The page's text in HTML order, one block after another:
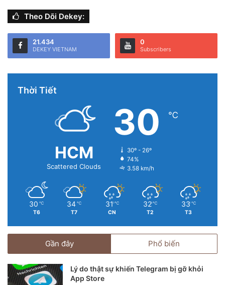
Theo Dõi Dekey:
21.434
DEKEY VIETNAM
0
Subscribers
Thời Tiết
HCM
Scattered Clouds
30 ℃
30º - 26º
74%
3.58 km/h
30 ℃
T6
34 ℃
T7
31 ℃
CN
32 ℃
T2
33 ℃
T3
Gần đây Phổ biến
Lý do thật sự khiến Telegram bị gỡ khỏi
App Store